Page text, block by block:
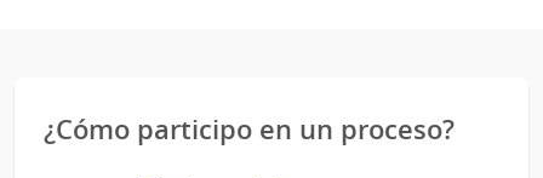
¿Cómo participo en un proceso?